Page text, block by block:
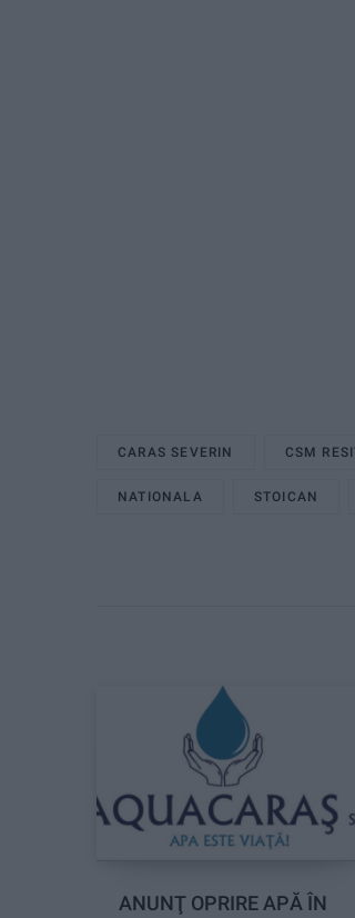
CARAS SEVERIN CSM
NATIONALA STOICAN
ANUNŢ OPRIRE APĂ ÎN